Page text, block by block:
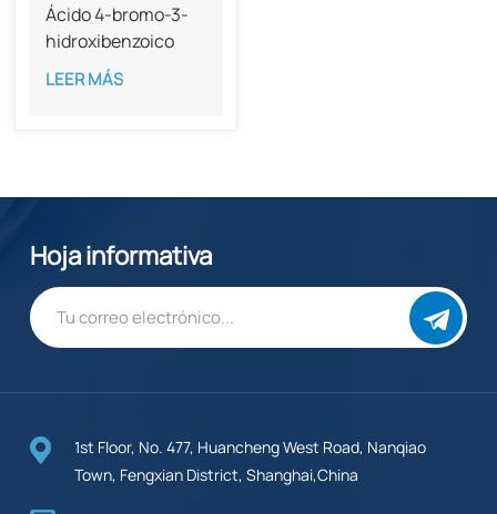
Ácido 4-bromo-3-
hidroxibenzoico
con una pureza del
98%, CAS 14348-
LEER MÁS
Hoja informativa
1st Floor, No. 477, Huancheng West Road, Nanqiao
Town, Fengxian District, Shanghai,China